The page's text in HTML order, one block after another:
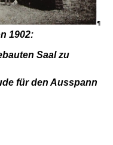
1902:
Saal zu
für den Ausspann